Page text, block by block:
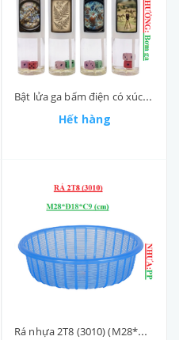
Bật lửa ga bấm điện có xúc xắc hoa việt ZX10
Hết hàng
Rá nhựa 2T8 (3010) (M28*Đ18*C9)cm Việt Nhật